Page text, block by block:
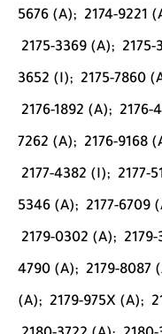
5676 (A); 2174-9221
2175-3369 (A); 2175-
3652 (I); 2175-7860
2176-1892 (A); 2176-
7262 (A); 2176-9168
2177-4382 (I); 2177-
5346 (A); 2177-6709
2179-0302 (A);
4790 (A); 2179-8087
(A); 2179-975X (A);